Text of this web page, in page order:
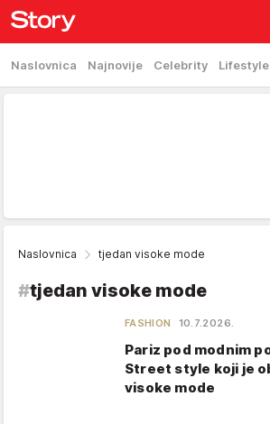
Naslovnica Najnovije Celebrity Lifestyle
Naslovnica tjedan visoke mode
#tjedan visoke mode
FASHION 10.7.2026.
Pariz pod modnim
Street style koji je
visoke mode